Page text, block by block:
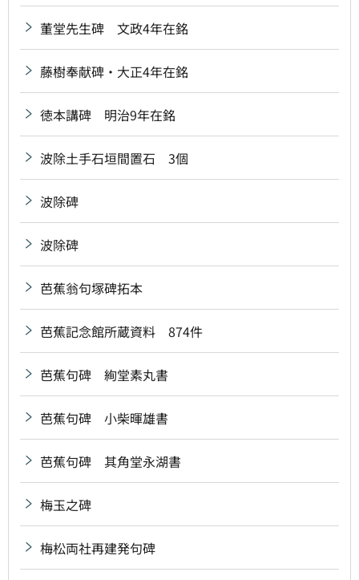
董堂先生碑 文政4年在銘
藤樹奉献碑・大正4年在銘
徳本講碑 明治9年在銘
波除土手石垣間置石 3個
波除碑
波除碑
芭蕉翁句塚碑拓本
芭蕉記念館所蔵資料 874件
芭蕉句碑 絢堂素丸書
芭蕉句碑 小柴暉雄書
芭蕉句碑 其角堂永湖書
梅玉之碑
梅松両社再建発句碑